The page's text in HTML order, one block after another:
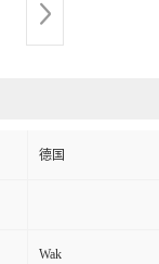
德国
Wak